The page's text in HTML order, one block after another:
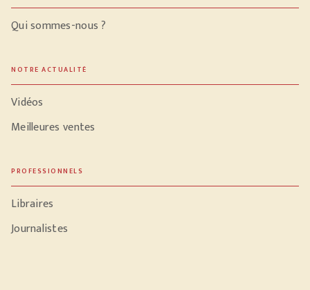
Qui sommes-nous ?
NOTRE ACTUALITÉ
Vidéos
Meilleures ventes
PROFESSIONNELS
Libraires
Journalistes